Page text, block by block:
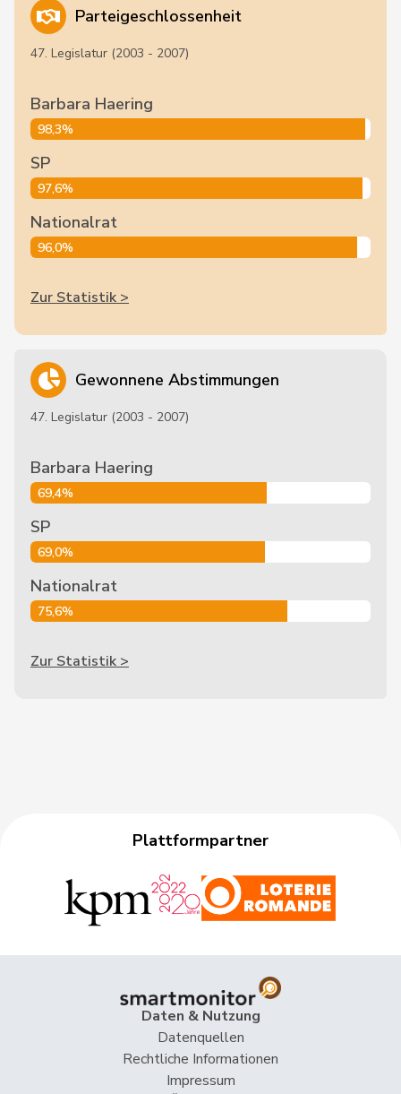
Parteigeschlossenheit
47. Legislatur (2003 - 2007)
Barbara Haering
98,3%
SP
97,6%
Nationalrat
96,0%
Zur Statistik >
Gewonnene Abstimmungen
47. Legislatur (2003 - 2007)
Barbara Haering
69,4%
SP
69,0%
Nationalrat
75,6%
Zur Statistik >
Plattformpartner
Daten & Nutzung
Datenquellen
Rechtliche Informationen
Impressum